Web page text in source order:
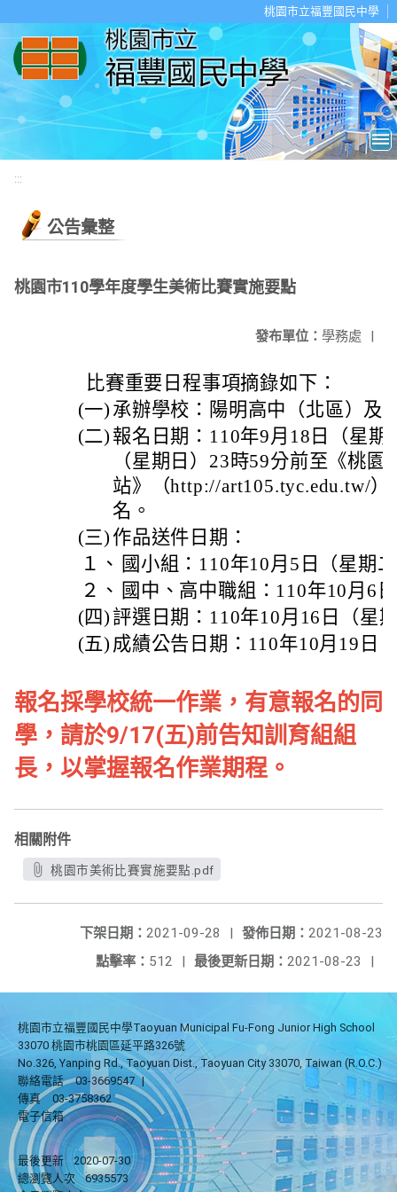
桃園市立福豐國民中學
:::
公告彙整
桃園市110學年度學生美術比賽實施要點
發布單位： 學務處 |
比賽重要日程事項摘錄如下：
(一) 承辦學校：陽明高中（北區）及
(二) 報名日期：110年9月18日（星期
（星期日）23時59分前至《桃
站》（http://art105.tyc.edu.tw/
名。
(三) 作品送件日期：
１、 國小組：110年10月5日（星期
２、 國中、高中職組：110年10月6
(四) 評選日期：110年10月16日（星
(五) 成績公告日期：110年10月19日
報名採學校統一作業，有意報名的同
學，請於9/17(五)前告知訓育組組
長，以掌握報名作業期程。
相關附件
桃園市美術比賽實施要點.pdf
發佈日期： 2021-08-23
下架日期： 2021-09-28
|
最後更新日期： 2021-08-23 |
點擊率： 512 |
桃園市立福豐國民中學Taoyuan Municipal Fu-Fong Junior High School
33070 桃園市桃園區延平路326號
No.326, Yanping Rd., Taoyuan Dist., Taoyuan City 33070, Taiwan (R.O.C.)
聯絡電話
03-3669547 |
傳真
03-3758362
電子信箱
最後更新
2020-07-30
總瀏覽人次
6935573